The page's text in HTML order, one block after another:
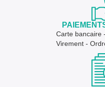
Carte bancaire
Virement -